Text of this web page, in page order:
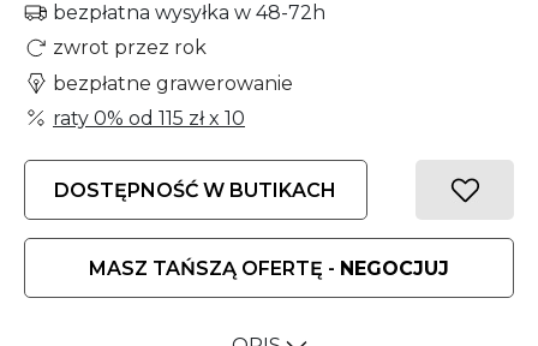
bezpłatna wysyłka w 48-72h
zwrot przez rok
bezpłatne grawerowanie
raty 0% od 115 złx 10
DOSTĘPNOŚĆ W BUTIKACH
MASZ TAŃSZĄ OFERTĘ - NEGOCJUJ